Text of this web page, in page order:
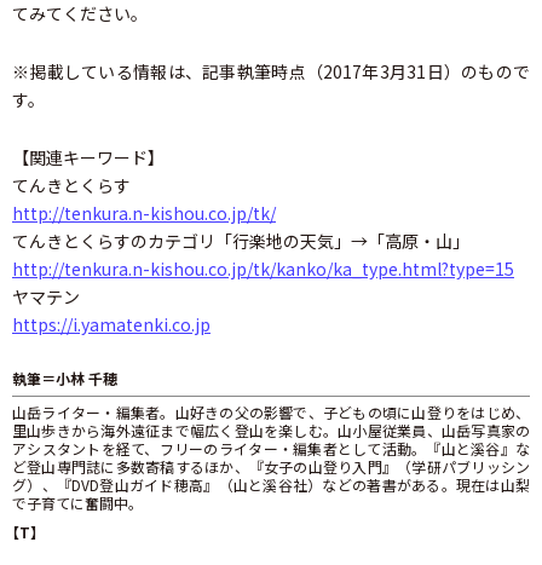
てみてください。
※掲載している情報は、記事執筆時点（2017年3月31日）のもので
す。
【関連キーワード】
てんきとくらす
http://tenkura.n-kishou.co.jp/tk/
てんきとくらすのカテゴリ「行楽地の天気」→「高原・山」
http://tenkura.n-kishou.co.jp/tk/kanko/ka_type.html?type=15
ヤマテン
https://i.yamatenki.co.jp
執筆＝小林 千穂
山岳ライター・編集者。山好きの父の影響で、子どもの頃に山登りをはじめ、
里山歩きから海外遠征まで幅広く登山を楽しむ。山小屋従業員、山岳写真家の
アシスタントを経て、フリーのライター・編集者として活動。『山と溪谷』な
ど登山専門誌に多数寄稿するほか、『女子の山登り入門』（学研パブリッシン
グ）、『DVD登山ガイド穂高』（山と溪谷社）などの著書がある。現在は山梨
で子育てに奮闘中。
【T】